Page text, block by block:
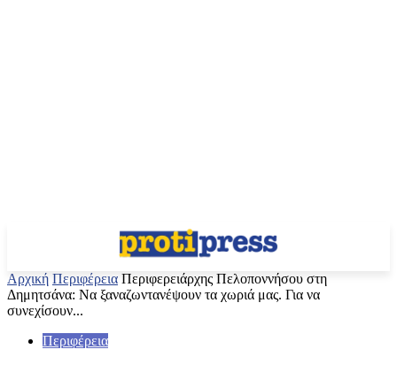
Αρχική Περιφέρεια Περιφερειάρχης Πελοποννήσου στη
Δημητσάνα: Να ξαναζωντανέψουν τα χωριά μας. Για να
συνεχίσουν...
Περιφέρεια